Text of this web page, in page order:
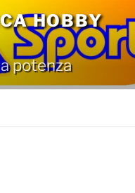
HOBBY
potenza